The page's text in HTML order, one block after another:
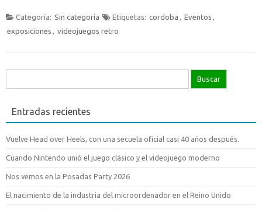
Categoría: Sin categoría Etiquetas: cordoba , Eventos ,
exposiciones , videojuegos retro
Entradas recientes
Vuelve Head over Heels, con una secuela oficial casi 40 años después.
Cuando Nintendo unió el juego clásico y el videojuego moderno
Nos vemos en la Posadas Party 2026
El nacimiento de la industria del microordenador en el Reino Unido